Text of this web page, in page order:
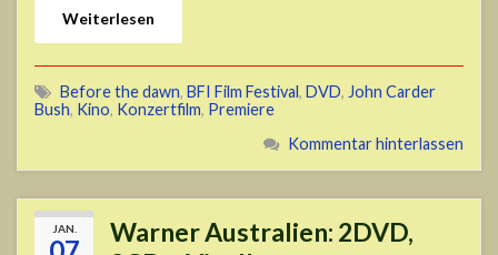
Weiterlesen
Before the dawn, BFI Film Festival, DVD, John Carder
Bush, Kino, Konzertfilm, Premiere
Kommentar hinterlassen
JAN.
Warner Australien: 2DVD,